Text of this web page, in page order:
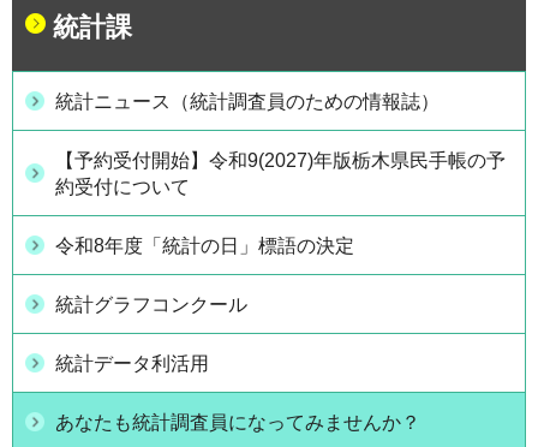
統計課
統計ニュース（統計調査員のための情報誌）
【予約受付開始】令和9(2027)年版栃木県民手帳の予
約受付について
令和8年度「統計の日」標語の決定
統計グラフコンクール
統計データ利活用
あなたも統計調査員になってみませんか？